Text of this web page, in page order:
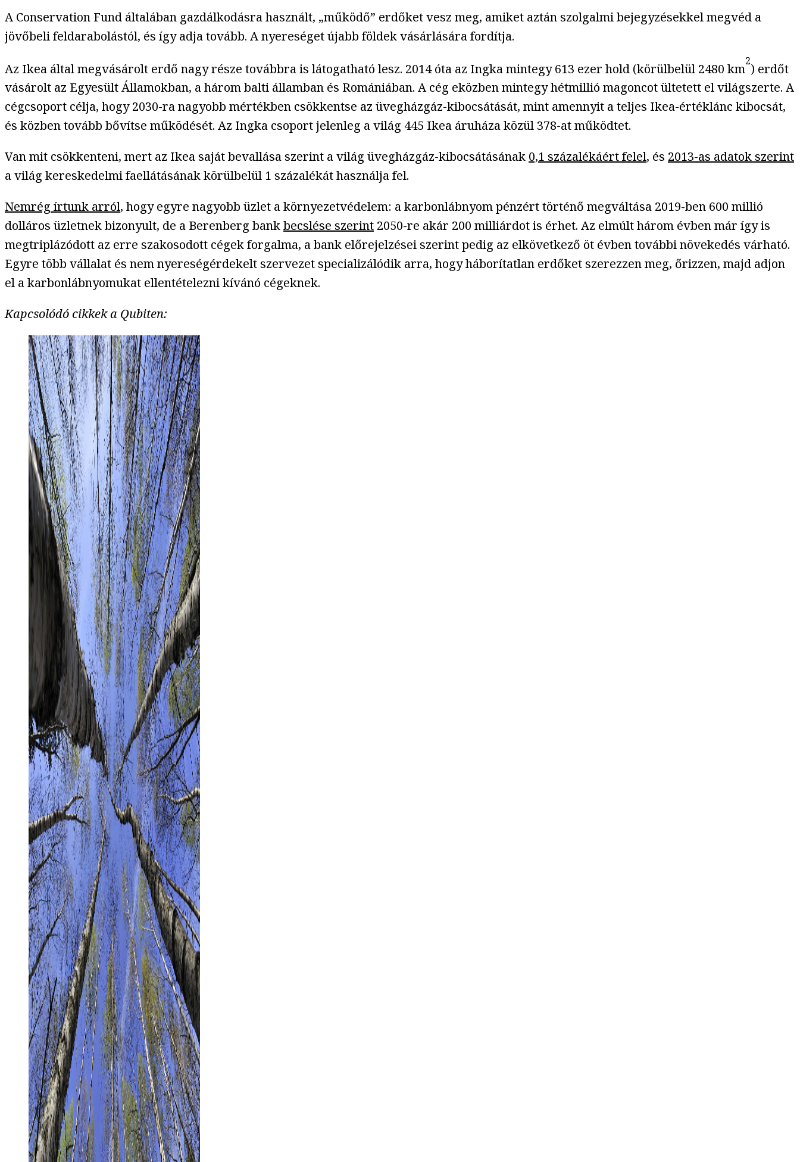
A Conservation Fund általában gazdálkodásra használt, „működő” erdőket vesz meg, amiket aztán szolgalmi bejegyzésekkel megvéd a
jövőbeli feldarabolástól, és így adja tovább. A nyereséget újabb földek vásárlására fordítja.
Az Ikea által megvásárolt erdő nagy része továbbra is látogatható lesz. 2014 óta az Ingka mintegy 613 ezer hold (körülbelül 2480 km2) erdőt
vásárolt az Egyesült Államokban, a három balti államban és Romániában. A cég eközben mintegy hétmillió magoncot ültetett el világszerte. A
cégcsoport célja, hogy 2030-ra nagyobb mértékben csökkentse az üvegházgáz-kibocsátását, mint amennyit a teljes Ikea-értéklánc kibocsát,
és közben tovább bővítse működését. Az Ingka csoport jelenleg a világ 445 Ikea áruháza közül 378-at működtet.
Van mit csökkenteni, mert az Ikea saját bevallása szerint a világ üvegházgáz-kibocsátásának 0,1 százalékáért felel, és 2013-as adatok szerint
a világ kereskedelmi faellátásának körülbelül 1 százalékát használja fel.
Nemrég írtunk arról, hogy egyre nagyobb üzlet a környezetvédelem: a karbonlábnyom pénzért történő megváltása 2019-ben 600 millió
dolláros üzletnek bizonyult, de a Berenberg bankbecslése szerint 2050-re akár 200 milliárdot is érhet. Az elmúlt három évben már így is
megtriplázódott az erre szakosodott cégek forgalma, a bank előrejelzései szerint pedig az elkövetkező öt évben további növekedés várható.
Egyre több vállalat és nem nyereségérdekelt szervezet specializálódik arra, hogy háborítatlan erdőket szerezzen meg, őrizzen, majd adjon
el a karbonlábnyomukat ellentételezni kívánó cégeknek.
Kapcsolódó cikkek a Qubiten: